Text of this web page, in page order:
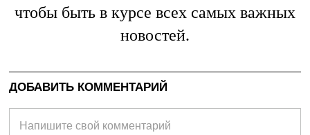
чтобы быть в курсе всех самых важных
новостей.
ДОБАВИТЬ КОММЕНТАРИЙ